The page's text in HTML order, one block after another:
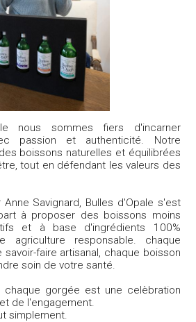
nous sommes fiers d'incarner
passion et authenticité. Notre
boissons naturelles et équilibrées
tout en défendant les valeurs des
Savignard, Bulles d'Opale s'est
à proposer des boissons moins
et à base d'ingrédients 100%
agriculture responsable. chaque
faire artisanal, chaque boisson
soin de votre santé.
chaque gorgée est une celèbration
de l'engagement.
simplement.